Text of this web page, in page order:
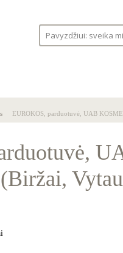
EUROKOS, parduotuvė, UAB